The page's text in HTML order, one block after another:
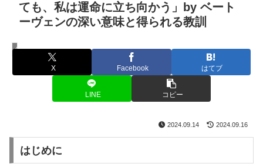
ても、私は運命に立ち向かう」by ベート
ーヴェンの深い意味と得られる教訓
名言・格言
X Facebook はてブ
LINE コピー
2024.09.14 2024.09.16
はじめに